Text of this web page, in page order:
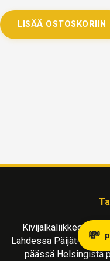
LISÄÄ OSTOSKORIIN
Kivijalkaliikkeemme
Lahdessa Päijät-
päässä Helsingistä
💸